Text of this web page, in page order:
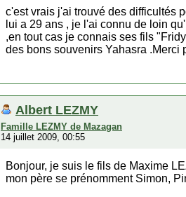
c'est vrais j'ai trouvé des difficultés
lui a 29 ans , je l'ai connu de loin
,en tout cas je connais ses fils
des bons souvenirs Yahasra .Merci
Albert LEZMY
Famille LEZMY de Mazagan
14 juillet 2009, 00:55
Bonjour, je suis le fils de Maxime
mon père se prénomment Simon,